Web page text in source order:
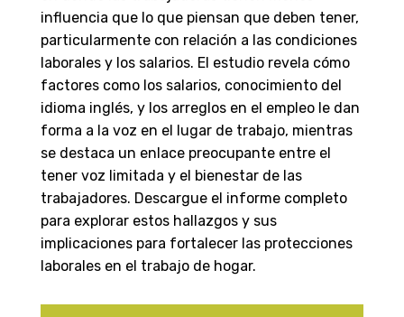
influencia que lo que piensan que deben tener,
particularmente con relación a las condiciones
laborales y los salarios. El estudio revela cómo
factores como los salarios, conocimiento del
idioma inglés, y los arreglos en el empleo le dan
forma a la voz en el lugar de trabajo, mientras
se destaca un enlace preocupante entre el
tener voz limitada y el bienestar de las
trabajadores. Descargue el informe completo
para explorar estos hallazgos y sus
implicaciones para fortalecer las protecciones
laborales en el trabajo de hogar.